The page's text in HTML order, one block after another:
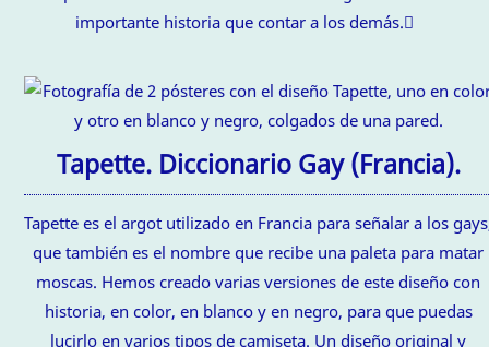
importante historia que contar a los demás.
Tapette. Diccionario Gay (Francia).
Tapette es el argot utilizado en Francia para señalar a los
que también es el nombre que recibe una paleta para matar
moscas. Hemos creado varias versiones de este diseño con
historia, en color, en blanco y en negro, para que puedas
lucirlo en varios tipos de camiseta. Un diseño original y